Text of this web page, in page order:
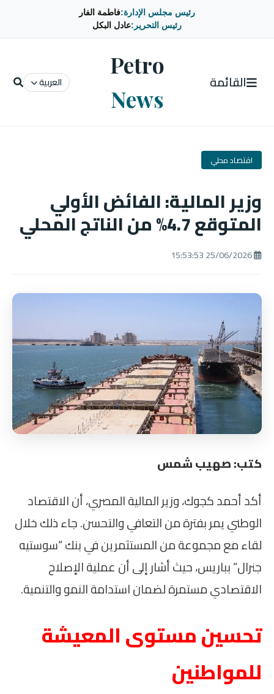
رئيس مجلس الإدارة:فاطمة الفار
رئيس التحرير:عادل البكل
القائمة
Petro
News
العربية
اقتصاد محلي
وزير المالية: الفائض الأولي
المتوقع 4.7% من الناتج المحلي
كتب: صهيب شمس
أكد أحمد كجوك، وزير المالية المصري، أن الاقتصاد
الوطني يمر بفترة من التعافي والتحسن. جاء ذلك خلال
لقاء مع مجموعة من المستثمرين في بنك “سوستيه
جنرال” بباريس، حيث أشار إلى أن عملية الإصلاح
الاقتصادي مستمرة لضمان استدامة النمو والتنمية.
تحسين مستوى المعيشة
للمواطنين